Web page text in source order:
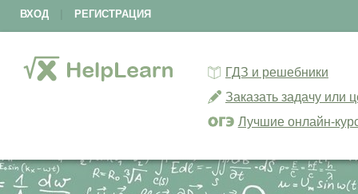
ВХОД РЕГИСТРАЦИЯ
ГДЗ и решебники
Заказать задачу или
Лучшие онлайн-